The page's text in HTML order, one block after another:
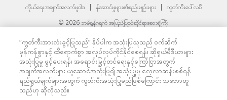
ကိုယ်ရေးအချက်အလက်မူဝါဒ | န်ဆောင်မှုများ၏စည်းမျဉ်းများ |
ကွတ်ကီးပေါ်လစီ
© 2026 ဘမ်ရွန်ဂရက် အပြည်ပြည်ဆိုင်ရာဆေးရုံကြီး
33 Sukhumvit 3, Wattana, Bangkok 10110 Thailand.
All rights reserved.
“ကွတ်ကီးအားလုံးခွင့်ပြုသည်” နှိပ်ပါက အသုံးပြုသူသည် ဝက်ဆိုက်
မှန်ကန်စွာနှင့် ထိရောက်စွာ အလုပ်လုပ်ကိုင်နိုင်စေရန်၊ ဆိုရှယ်မီဒီယာများ
အသုံးပြုမှု ဖွင့်ပေးရန်၊ အရောင်းမြှင့်တင်ရေးနှင့်ကြော်ငြာအတွက်
အချက်အလက်များ ယူဆောင်အသုံးပြု၍ အသုံးပြုမှု လေ့လာဆန်းစစ်ရန်
ရည်ရွယ်ချက်များအတွက် ကွတ်ကီးအသုံးပြုမည်ဖြစ်ကြောင်း သဘောတူ
သည်ဟု ဆိုလိုသည်။